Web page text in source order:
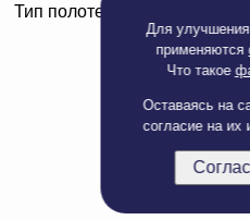
Для
применяются
Что такое
Оставаясь на
согласие на их
Тип полотенца
Полная